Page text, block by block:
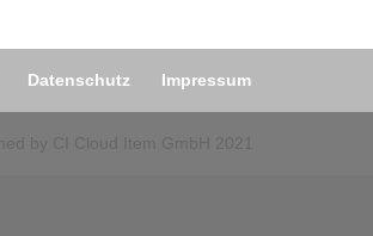
Datenschutz Impressum